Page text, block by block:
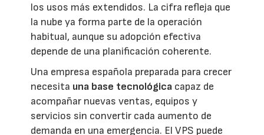
los usos más extendidos. La cifra refleja que
la nube ya forma parte de la operación
habitual, aunque su adopción efectiva
depende de una planificación coherente.
Una empresa española preparada para crecer
necesita una base tecnológica capaz de
acompañar nuevas ventas, equipos y
servicios sin convertir cada aumento de
demanda en una emergencia. El VPS puede